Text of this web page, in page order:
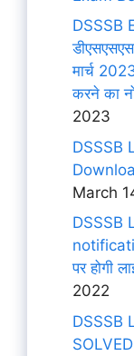
DSSSB
मार्च
करने का
2023
DSSSB
March
DSSSB
पर होगी
2022
DSSSB